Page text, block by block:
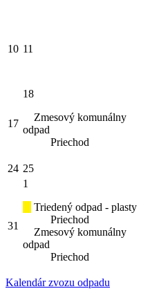
10 11
17
18
Zmesový komunálny
odpad
Priechod
24 25
31
1
Triedený odpad - plasty
Priechod
Zmesový komunálny
odpad
Priechod
Kalendár zvozu odpadu